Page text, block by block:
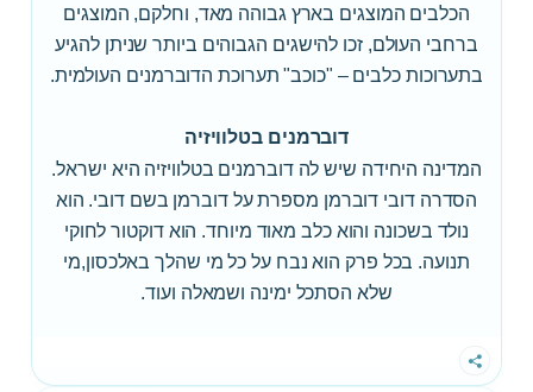
הכלבים המוצגים בארץ גבוהה מאד, וחלקם, המוצגים
ברחבי העולם, זכו להישגים הגבוהים ביותר שניתן להגיע
בתערוכות כלבים – "כוכב" תערוכת הדוברמנים העולמית.
דוברמנים בטלוויזיה
המדינה היחידה שיש לה דוברמנים בטלוויזיה היא ישראל.
הסדרה דובי דוברמן מספרת על דוברמן בשם דובי. הוא
נולד בשכונה והוא כלב מאוד מיוחד. הוא דוקטור לחוקי
תנועה. בכל פרק הוא נבח על כל מי שהלך באלכסון,מי
שלא הסתכל ימינה ושמאלה ועוד.
שתף